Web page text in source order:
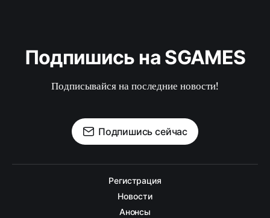
Подпишись на SGAMES
Подписывайся на последние новости!
Подпишись сейчас
Регистрация
Новости
Анонсы